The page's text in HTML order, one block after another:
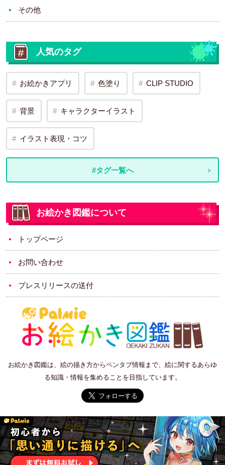
その他
人気のタグ
お絵かきアプリ 色塗り CLIP STUDIO
背景 キャラクターイラスト
イラスト表現・コツ
#タグ一覧へ
お絵かき図鑑について
トップページ
お問い合わせ
プレスリリースの送付
お絵かき図鑑は、絵の描き方からペンタブ情報まで、絵に関するあらゆ
る知識・情報を集めることを目指しています。